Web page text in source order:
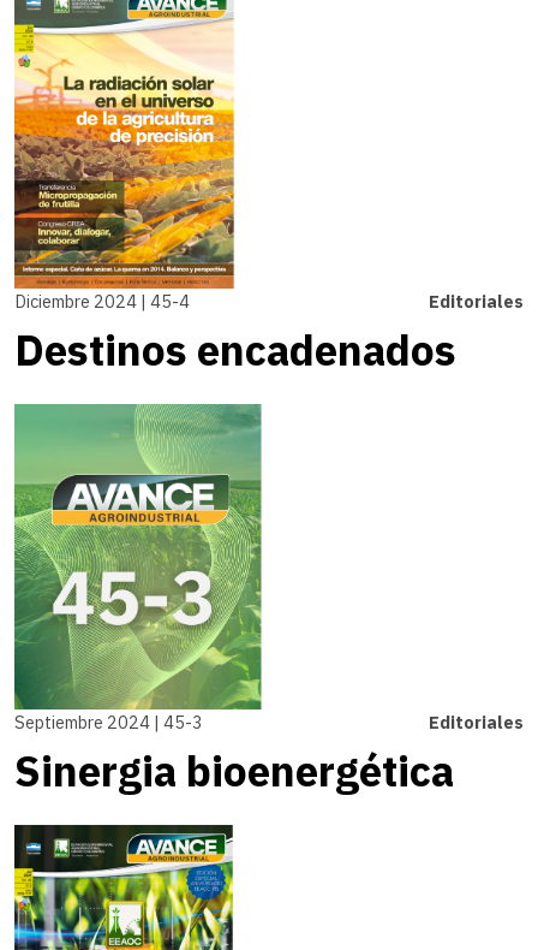
Diciembre 2024 | 45-4 Editoriales
Destinos encadenados
Septiembre 2024 | 45-3 Editoriales
Sinergia bioenergética